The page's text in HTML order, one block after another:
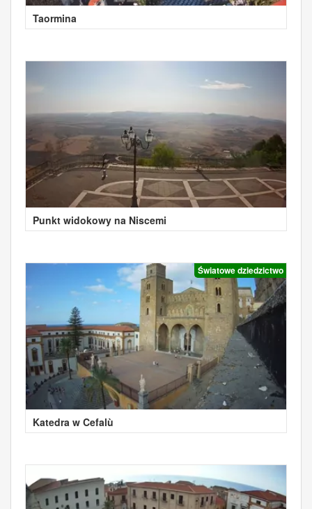
Taormina
Punkt widokowy na Niscemi
Światowe dziedzictwo
Katedra w Cefalù